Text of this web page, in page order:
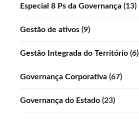
Especial 8 Ps da Governança (13)
Gestão de ativos (9)
Gestão Integrada do Território (6)
Governança Corporativa (67)
Governança do Estado (23)